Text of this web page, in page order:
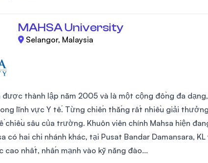
MAHSA University
Selangor, Malaysia
được thành lập năm 2005 và là một cộng đồng đa
lĩnh vực Y tế. Từng chiến thắng rất nhiều giải
sâu của trường. Khuôn viên chính Mahsa hiện
có hai chi nhánh khác, tại Pusat Bandar Damansara,
cao nhất, nhấn mạnh vào kỹ năng đào...